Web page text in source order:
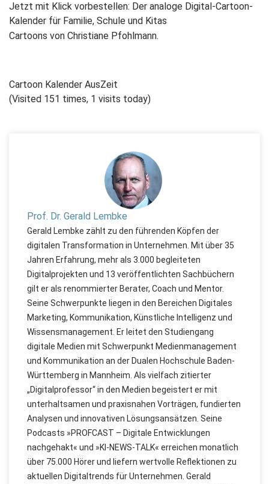
Jetzt mit Klick vorbestellen: Der analoge Digital-Cartoon-
Kalender für Familie, Schule und Kitas
Cartoons von Christiane Pfohlmann.
Cartoon Kalender AusZeit
(Visited 151 times, 1 visits today)
Prof. Dr. Gerald Lembke
Gerald Lembke zählt zu den führenden Köpfen der
digitalen Transformation in Unternehmen. Mit über 35
Jahren Erfahrung, mehr als 3.000 begleiteten
Digitalprojekten und 13 veröffentlichten Sachbüchern
gilt er als renommierter Berater, Coach und Mentor.
Seine Schwerpunkte liegen in den Bereichen Digitales
Marketing, Kommunikation, Künstliche Intelligenz und
Wissensmanagement. Er leitet den Studiengang
digitale Medien mit Schwerpunkt Medienmanagement
und Kommunikation an der Dualen Hochschule Baden-
Württemberg in Mannheim. Als vielfach zitierter
„Digitalprofessor“ in den Medien begeistert er mit
unterhaltsamen und praxisnahen Vorträgen, fundierten
Analysen und innovativen Lösungsansätzen. Seine
Podcasts »PROFCAST – Digitale Entwicklungen
nachgehakt« und »KI-NEWS-TALK« erreichen monatlich
über 75.000 Hörer und liefern wertvolle Reflektionen zu
aktuellen Digitaltrends für Unternehmen. Gerald